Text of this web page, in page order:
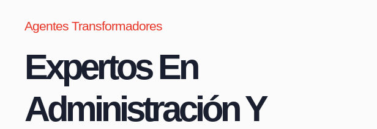
Agentes Transformadores
Expertos En
Administración Y